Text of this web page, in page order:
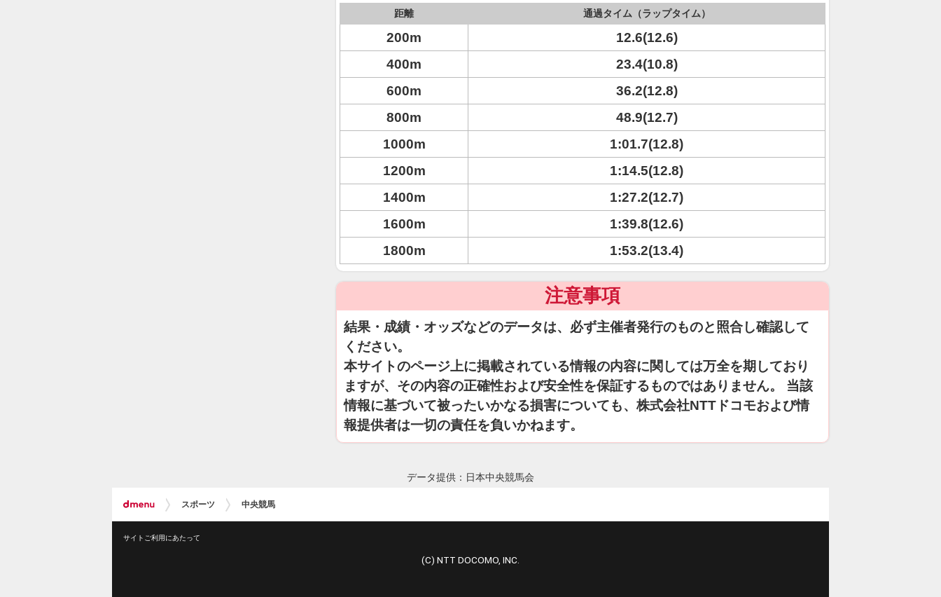
距離 通過タイム（ラップタイム）
200m
12.6(12.6)
400m
23.4(10.8)
600m
36.2(12.8)
800m
48.9(12.7)
1000m
1:01.7(12.8)
1200m
1:14.5(12.8)
1400m
1:27.2(12.7)
1600m
1:39.8(12.6)
1800m
1:53.2(13.4)
注意事項
結果・成績・オッズなどのデータは、必ず主催者発行のものと照合し確認して
ください。
本サイトのページ上に掲載されている情報の内容に関しては万全を期しており
ますが、その内容の正確性および安全性を保証するものではありません。 当該
情報に基づいて被ったいかなる損害についても、株式会社NTTドコモおよび情
報提供者は一切の責任を負いかねます。
データ提供：日本中央競馬会
スポーツ 中央競馬
サイトご利用にあたって
(C) NTT DOCOMO, INC.